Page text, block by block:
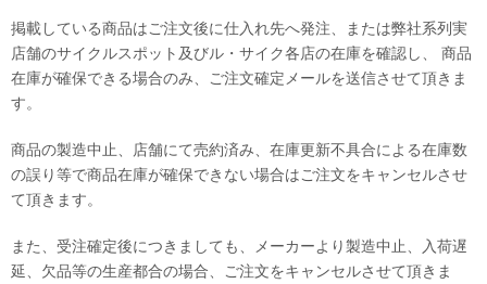
掲載している商品はご注文後に仕入れ先へ発注、または弊社系列実
店舗のサイクルスポット及びル・サイク各店の在庫を確認し、 商品
在庫が確保できる場合のみ、ご注文確定メールを送信させて頂きま
す。
商品の製造中止、店舗にて売約済み、在庫更新不具合による在庫数
の誤り等で商品在庫が確保できない場合はご注文をキャンセルさせ
て頂きます。
また、受注確定後につきましても、メーカーより製造中止、入荷遅
延、欠品等の生産都合の場合、ご注文をキャンセルさせて頂きま